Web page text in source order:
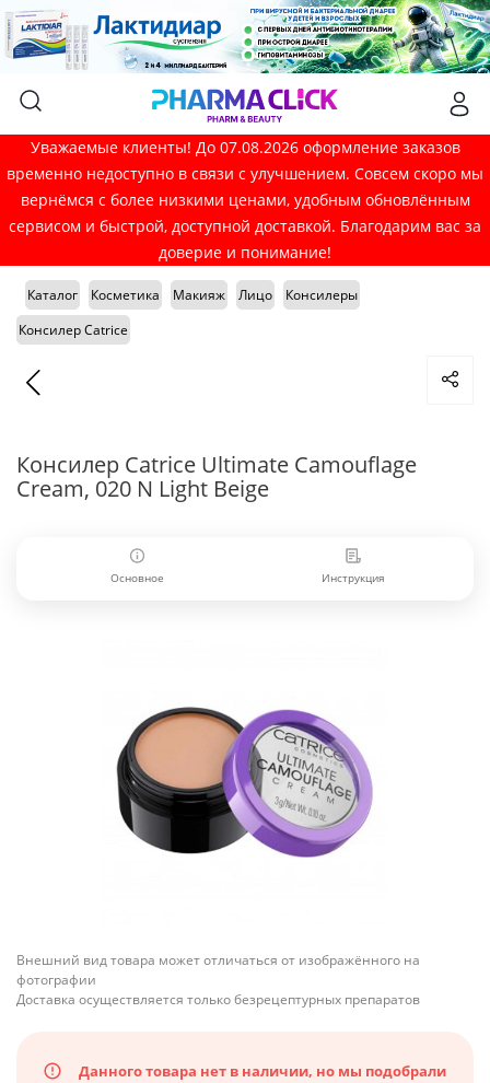
Уважаемые клиенты! До 07.08.2026 оформление заказов
временно недоступно в связи с улучшением. Совсем скоро мы
вернёмся с более низкими ценами, удобным обновлённым
сервисом и быстрой, доступной доставкой. Благодарим вас за
доверие и понимание!
Каталог Косметика Макияж Лицо
Консилеры
Консилер Catrice
Консилер Catrice Ultimate Camouflage
Cream, 020 N Light Beige
Основное Инструкция
Внешний вид товара может отличаться от изображённого на
фотографии
Доставка осуществляется только безрецептурных препаратов
Данного товара нет в наличии, но мы подобрали